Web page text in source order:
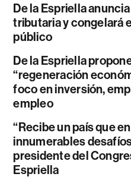
De la Espriella
tributaria y congelará
público
De la Espriella
“regeneración
foco en inversión,
empleo
“Recibe un país que
innumerables
presidente del
Espriella